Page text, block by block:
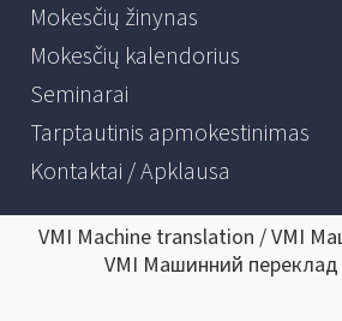
Mokesčių žinynas
Mokesčių kalendorius
Seminarai
Tarptautinis apmokestinimas
Kontaktai / Apklausa
VMI Machine translation / VMI
VMI Машинний переклад